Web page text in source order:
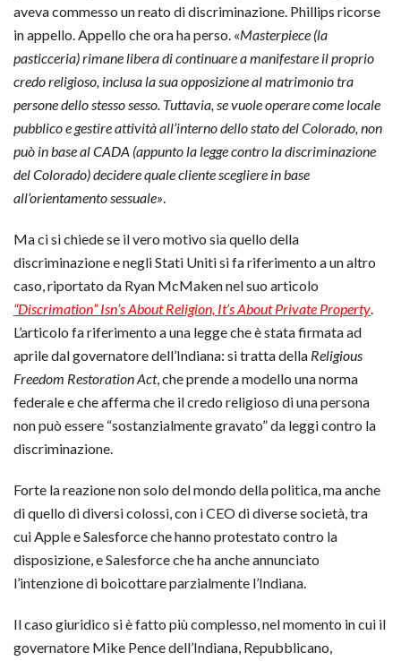
aveva commesso un reato di discriminazione. Phillips ricorse
in appello. Appello che ora ha perso. «Masterpiece (la
pasticceria) rimane libera di continuare a manifestare il proprio
credo religioso, inclusa la sua opposizione al matrimonio tra
persone dello stesso sesso. Tuttavia, se vuole operare come locale
pubblico e gestire attività all’interno dello stato del Colorado, non
può in base al CADA (appunto la legge contro la discriminazione
del Colorado) decidere quale cliente scegliere in base
all’orientamento sessuale».
Ma ci si chiede se il vero motivo sia quello della
discriminazione e negli Stati Uniti si fa riferimento a un altro
caso, riportato da Ryan McMaken nel suo articolo
“Discrimation” Isn’s About Religion, It’s About Private Property.
L’articolo fa riferimento a una legge che è stata firmata ad
aprile dal governatore dell’Indiana: si tratta della Religious
Freedom Restoration Act, che prende a modello una norma
federale e che afferma che il credo religioso di una persona
non può essere “sostanzialmente gravato” da leggi contro la
discriminazione.
Forte la reazione non solo del mondo della politica, ma anche
di quello di diversi colossi, con i CEO di diverse società, tra
cui Apple e Salesforce che hanno protestato contro la
disposizione, e Salesforce che ha anche annunciato
l’intenzione di boicottare parzialmente l’Indiana.
Il caso giuridico si è fatto più complesso, nel momento in cui il
governatore Mike Pence dell’Indiana, Repubblicano,